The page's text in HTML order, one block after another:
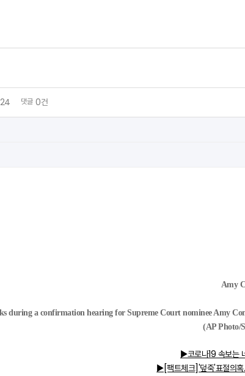
댓글 0건
Amy
during a confirmation hearing for Supreme Court nominee Amy
(AP Photo/
▶코로나19 속보는
▶[팩트체크]'덮죽'표절의